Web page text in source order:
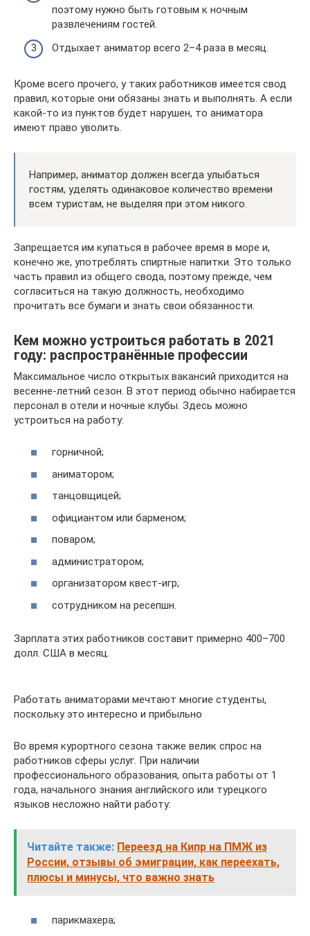
поэтому нужно быть готовым к ночным
развлечениям гостей.
Отдыхает аниматор всего 2–4 раза в месяц.
Кроме всего прочего, у таких работников имеется свод
правил, которые они обязаны знать и выполнять. А если
какой-то из пунктов будет нарушен, то аниматора
имеют право уволить.
Например, аниматор должен всегда улыбаться
гостям, уделять одинаковое количество времени
всем туристам, не выделяя при этом никого.
Запрещается им купаться в рабочее время в море и,
конечно же, употреблять спиртные напитки. Это только
часть правил из общего свода, поэтому прежде, чем
согласиться на такую должность, необходимо
прочитать все бумаги и знать свои обязанности.
Кем можно устроиться работать в 2021
году: распространённые профессии
Максимальное число открытых вакансий приходится на
весенне-летний сезон. В этот период обычно набирается
персонал в отели и ночные клубы. Здесь можно
устроиться на работу:
горничной;
аниматором;
танцовщицей;
официантом или барменом;
поваром;
администратором;
организатором квест-игр;
сотрудником на ресепшн.
Зарплата этих работников составит примерно 400–700
долл. США в месяц.
Работать аниматорами мечтают многие студенты,
поскольку это интересно и прибыльно
Во время курортного сезона также велик спрос на
работников сферы услуг. При наличии
профессионального образования, опыта работы от 1
года, начального знания английского или турецкого
языков несложно найти работу:
Читайте также: Переезд на Кипр на ПМЖ из
России, отзывы об эмиграции, как переехать,
плюсы и минусы, что важно знать
парикмахера;